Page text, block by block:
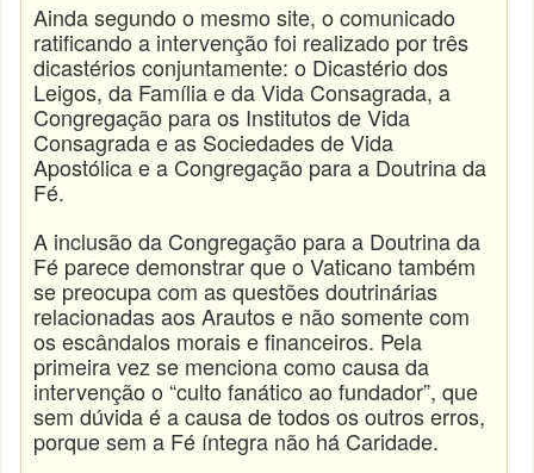
Ainda segundo o mesmo site, o comunicado
ratificando a intervenção foi realizado por três
dicastérios conjuntamente: o Dicastério dos
Leigos, da Família e da Vida Consagrada, a
Congregação para os Institutos de Vida
Consagrada e as Sociedades de Vida
Apostólica e a Congregação para a Doutrina da
Fé.
A inclusão da Congregação para a Doutrina da
Fé parece demonstrar que o Vaticano também
se preocupa com as questões doutrinárias
relacionadas aos Arautos e não somente com
os escândalos morais e financeiros. Pela
primeira vez se menciona como causa da
intervenção o “culto fanático ao fundador”, que
sem dúvida é a causa de todos os outros erros,
porque sem a Fé íntegra não há Caridade.